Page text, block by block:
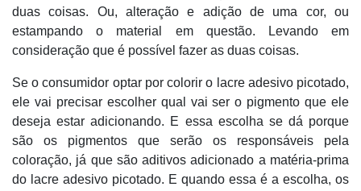
duas coisas. Ou, alteração e adição de uma cor, ou
estampando o material em questão. Levando em
consideração que é possível fazer as duas coisas.
Se o consumidor optar por colorir o lacre adesivo picotado,
ele vai precisar escolher qual vai ser o pigmento que ele
deseja estar adicionando. E essa escolha se dá porque
são os pigmentos que serão os responsáveis pela
coloração, já que são aditivos adicionado a matéria-prima
do lacre adesivo picotado. E quando essa é a escolha, os